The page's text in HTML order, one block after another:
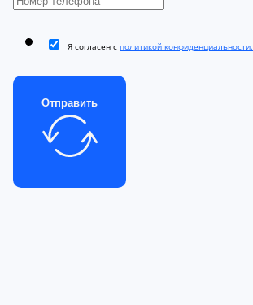
Я согласен с политикой конфиденциальности.
Отправить